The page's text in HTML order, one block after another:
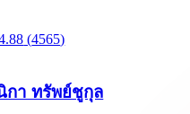
(4565)
กา ทรัพย์ชูกุล